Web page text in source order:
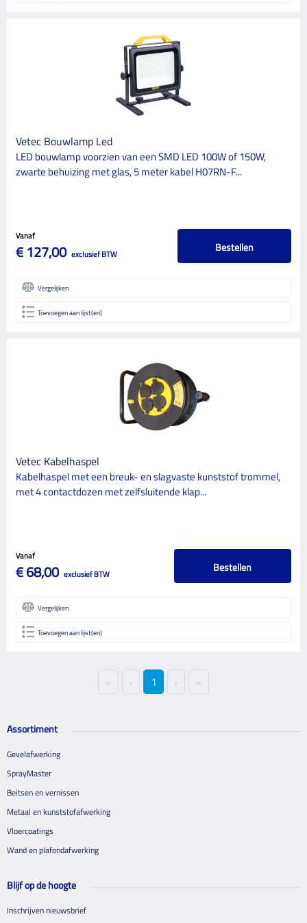
Vetec Bouwlamp Led
LED bouwlamp voorzien van een SMD LED 100W of 150W,
zwarte behuizing met glas, 5 meter kabel H07RN-F...
Vanaf
€ 127,00 exclusief BTW Bestellen
Vergelijken
Toevoegen aan lijst(en)
Vetec Kabelhaspel
Kabelhaspel met een breuk- en slagvaste kunststof trommel,
met 4 contactdozen met zelfsluitende klap...
Vanaf
€ 68,00 exclusief BTW Bestellen
Vergelijken
Toevoegen aan lijst(en)
« ‹ 1 › »
Assortiment
Gevelafwerking
SprayMaster
Beitsen en vernissen
Metaal en kunststofafwerking
Vloercoatings
Wand en plafondafwerking
Blijf op de hoogte
Inschrijven nieuwsbrief